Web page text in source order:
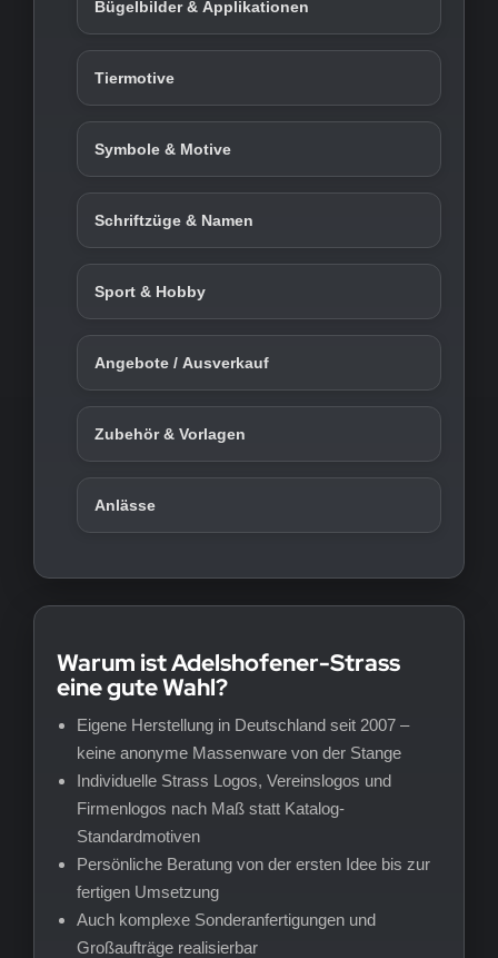
Bügelbilder & Applikationen
Tiermotive
Symbole & Motive
Schriftzüge & Namen
Sport & Hobby
Angebote / Ausverkauf
Zubehör & Vorlagen
Anlässe
Warum ist Adelshofener-Strass
eine gute Wahl?
Eigene Herstellung in Deutschland seit 2007 –
keine anonyme Massenware von der Stange
Individuelle Strass Logos, Vereinslogos und
Firmenlogos nach Maß statt Katalog-
Standardmotiven
Persönliche Beratung von der ersten Idee bis zur
fertigen Umsetzung
Auch komplexe Sonderanfertigungen und
Großaufträge realisierbar